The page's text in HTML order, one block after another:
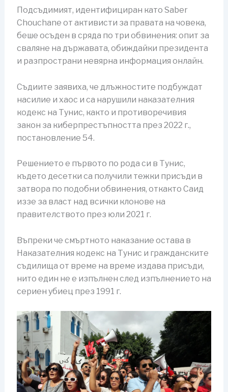
Подсъдимият, идентифициран като Saber
Chouchane от активисти за правата на човека,
беше осъден в сряда по три обвинения: опит за
сваляне на държавата, обиждайки президента
и разпространи невярна информация онлайн.
Съдиите заявиха, че длъжностите подбуждат
насилие и хаос и са нарушили наказателния
кодекс на Тунис, както и противоречивия
закон за киберпрестъпността през 2022 г.,
постановление 54.
Решението е първото по рода си в Тунис,
където десетки са получили тежки присъди в
затвора по подобни обвинения, откакто Саид
иззе за власт над всички клонове на
правителството през юли 2021 г.
Въпреки че смъртното наказание остава в
Наказателния кодекс на Тунис и гражданските
съдилища от време на време издава присъди,
нито един не е изпълнен след изпълнението на
сериен убиец през 1991 г.